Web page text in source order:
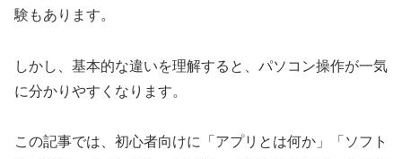
験もあります。
しかし、基本的な違いを理解すると、パソコン操作が一気
に分かりやすくなります。
この記事では、初心者向けに「アプリとは何か」「ソフト